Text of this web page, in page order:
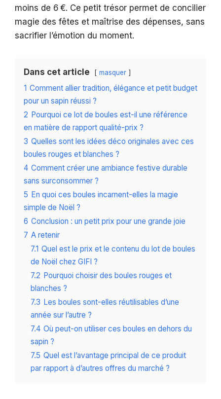
moins de 6 €. Ce petit trésor permet de concilier
magie des fêtes et maîtrise des dépenses, sans
sacrifier l’émotion du moment.
Dans cet article masquer
1 Comment allier tradition, élégance et petit budget
pour un sapin réussi ?
2 Pourquoi ce lot de boules est-il une référence
en matière de rapport qualité-prix ?
3 Quelles sont les idées déco originales avec ces
boules rouges et blanches ?
4 Comment créer une ambiance festive durable
sans surconsommer ?
5 En quoi ces boules incarnent-elles la magie
simple de Noël ?
6 Conclusion : un petit prix pour une grande joie
7 A retenir
7.1 Quel est le prix et le contenu du lot de boules
de Noël chez GIFI ?
7.2 Pourquoi choisir des boules rouges et
blanches ?
7.3 Les boules sont-elles réutilisables d’une
année sur l’autre ?
7.4 Où peut-on utiliser ces boules en dehors du
sapin ?
7.5 Quel est l’avantage principal de ce produit
par rapport à d’autres offres du marché ?